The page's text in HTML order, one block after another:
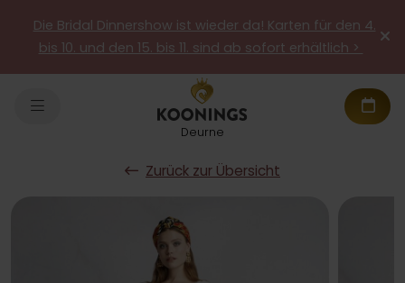
Die Bridal Dinnershow ist wieder da! Karten für den 4.
bis 10. und den 15. bis 11. sind ab sofort erhältlich >
Deurne
Zurück zur Übersicht